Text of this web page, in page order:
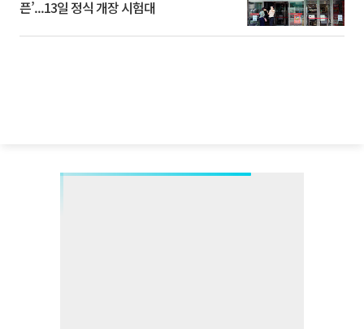
픈’...13일 정식 개장 시험대